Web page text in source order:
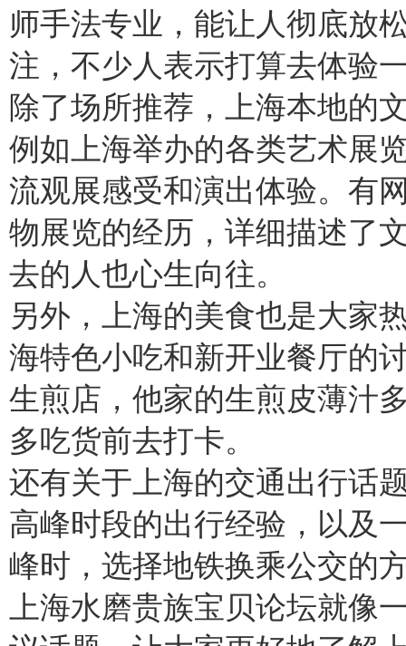
师手法专业，能让人彻底放
注，不少人表示打算去体验
除了场所推荐，上海本地的
例如上海举办的各类艺术展
流观展感受和演出体验。有
物展览的经历，详细描述了
去的人也心生向往。
另外，上海的美食也是大家
海特色小吃和新开业餐厅的
生煎店，他家的生煎皮薄汁
多吃货前去打卡。
还有关于上海的交通出行话
高峰时段的出行经验，以及
峰时，选择地铁换乘公交的
上海水磨贵族宝贝论坛就像